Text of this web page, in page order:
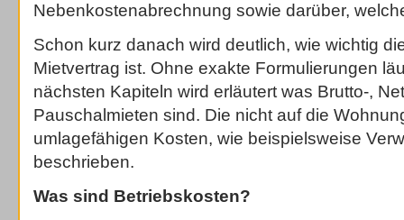
Nebenkostenabrechnung sowie darüber,
Schon kurz danach wird deutlich, wie wichtig
Mietvertrag ist. Ohne exakte Formulierungen
nächsten Kapiteln wird erläutert was Brutto-,
Pauschalmieten sind. Die nicht auf die
umlagefähigen Kosten, wie beispielsweise
beschrieben.
Was sind Betriebskosten?